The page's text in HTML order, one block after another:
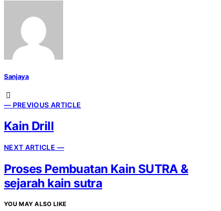
Sanjaya
— PREVIOUS ARTICLE
Kain Drill
NEXT ARTICLE —
Proses Pembuatan Kain SUTRA &
sejarah kain sutra
YOU MAY ALSO LIKE